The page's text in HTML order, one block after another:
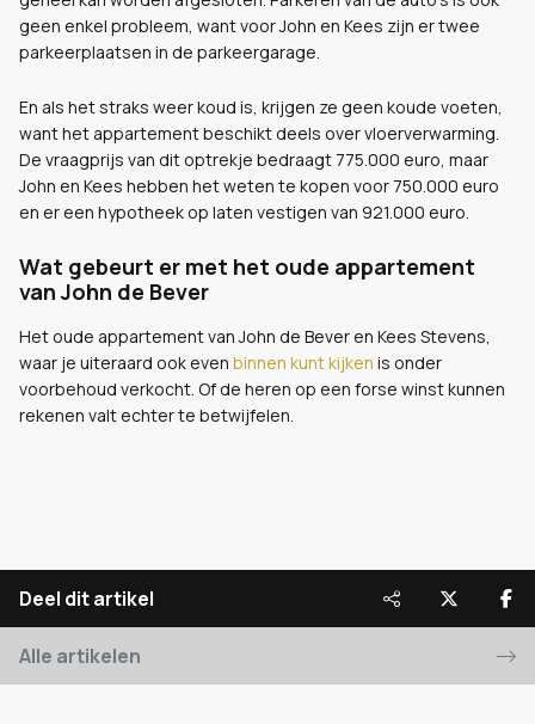
geen enkel probleem, want voor John en Kees zijn er twee
parkeerplaatsen in de parkeergarage.
En als het straks weer koud is, krijgen ze geen koude voeten,
want het appartement beschikt deels over vloerverwarming.
De vraagprijs van dit optrekje bedraagt 775.000 euro, maar
John en Kees hebben het weten te kopen voor 750.000 euro
en er een hypotheek op laten vestigen van 921.000 euro.
Wat gebeurt er met het oude appartement
van John de Bever
Het oude appartement van John de Bever en Kees Stevens,
waar je uiteraard ook even binnen kunt kijken is onder
voorbehoud verkocht. Of de heren op een forse winst kunnen
rekenen valt echter te betwijfelen.
Deel dit artikel
Alle artikelen